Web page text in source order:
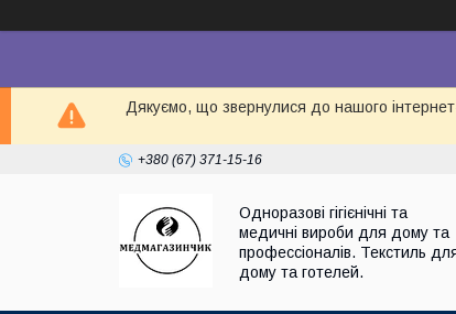
Дякуємо, що звернулися до нашого
+380 (67) 371-15-16
Одноразові гігієнічні та
медичні вироби для дому та
профессіоналів. Текстиль
дому та готелей.